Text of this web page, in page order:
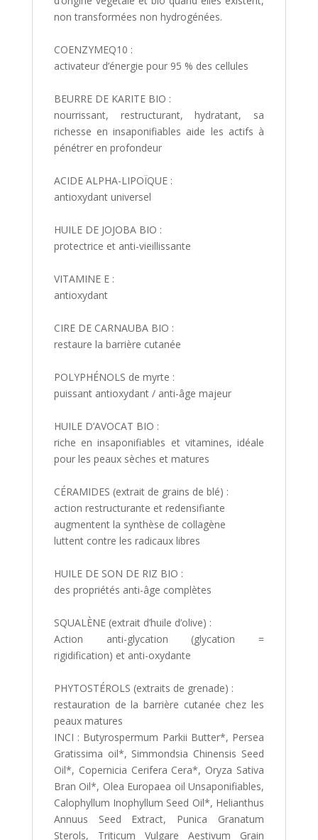
non transformées non hydrogénées.
COENZYMEQ10 :
activateur d’énergie pour 95 % des cellules
BEURRE DE KARITE BIO :
nourrissant, restructurant, hydratant, sa
richesse en insaponifiables aide les actifs à
pénétrer en profondeur
ACIDE ALPHA-LIPOÏQUE :
antioxydant universel
HUILE DE JOJOBA BIO :
protectrice et anti-vieillissante
VITAMINE E :
antioxydant
CIRE DE CARNAUBA BIO :
restaure la barrière cutanée
POLYPHÉNOLS de myrte :
puissant antioxydant / anti-âge majeur
HUILE D’AVOCAT BIO :
riche en insaponifiables et vitamines, idéale
pour les peaux sèches et matures
CÉRAMIDES (extrait de grains de blé) :
action restructurante et redensifiante
augmentent la synthèse de collagène
luttent contre les radicaux libres
HUILE DE SON DE RIZ BIO :
des propriétés anti-âge complètes
SQUALÈNE (extrait d’huile d’olive) :
Action anti-glycation (glycation =
rigidification) et anti-oxydante
PHYTOSTÉROLS (extraits de grenade) :
restauration de la barrière cutanée chez les
peaux matures
INCI : Butyrospermum Parkii Butter*, Persea
Gratissima oil*, Simmondsia Chinensis Seed
Oil*, Copernicia Cerifera Cera*, Oryza Sativa
Bran Oil*, Olea Europaea oil Unsaponifiables,
Calophyllum Inophyllum Seed Oil*, Helianthus
Annuus Seed Extract, Punica Granatum
Sterols, Triticum Vulgare Aestivum Grain